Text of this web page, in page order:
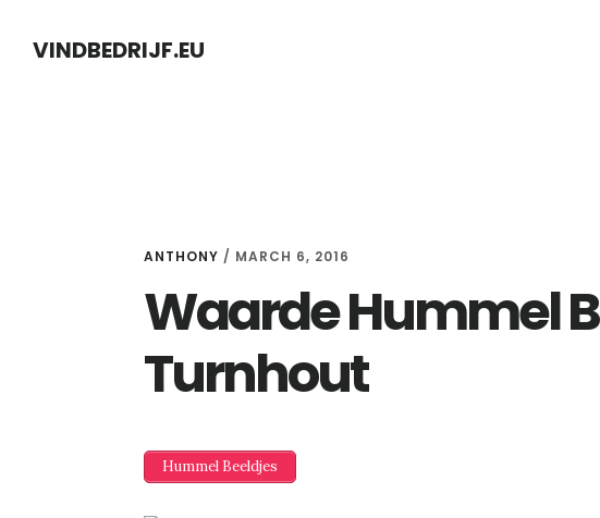
VINDBEDRIJF.EU
ANTHONY / MARCH 6, 2016
Waarde Hummel
Turnhout
Hummel Beeldjes